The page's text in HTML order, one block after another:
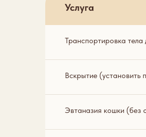
Услуга
Транспортировка
Вскрытие (установить
Эвтаназия кошки (без